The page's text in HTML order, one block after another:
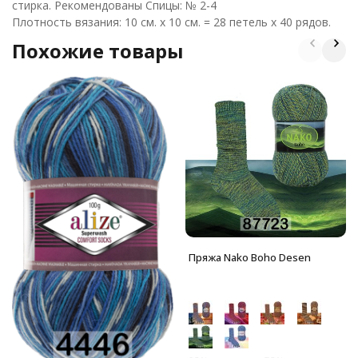
стирка. Рекомендованы Спицы: № 2-4
Плотность вязания: 10 см. х 10 см. = 28 петель х 40 рядов.
Похожие товары
Пряжа Nako Boho Desen